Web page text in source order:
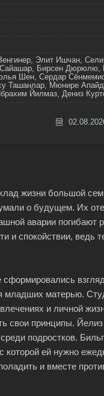
Элит Ишчан,
Бирсен Дюрюлю,
Шен, Сердар
Ташанлар, Мюнире
Йилмаз, Дениз
жизни большой
о будущем. Их
аварии погибают
и спокойствии, ведь
сформировались
матерью.
и личной
свои принципы.
подростков.
которой ей нужно
и вместе